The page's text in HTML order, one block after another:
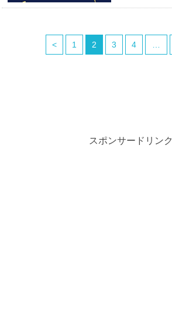
< 1 2 3 4 …
スポンサードリンク